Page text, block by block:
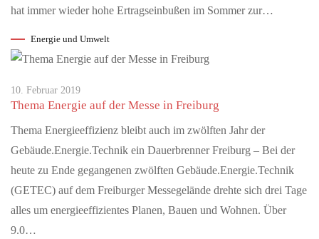
mit neuem Album
ihrer aktuellen Single „Nightshift Superstar“ kündigen Muse die
The Wow!…
JULI 04, 2026
Sommerzeit ist im Hochschwarzwald auch Klassik-Zeit:
Renommierte Künstler:innen aus dem In- und Ausland
präsentieren ihr Können dem…
JULI 09, 2026
Public Viewing Schweiz vs. Argentinien – Die
hat immer wieder hohe Ertragseinbußen im Sommer zur…
Energie und Umwelt
10. Februar 2019
Thema Energie auf der Messe in Freiburg
Thema Energieeffizienz bleibt auch im zwölften Jahr der
Gebäude.Energie.Technik ein Dauerbrenner Freiburg – Bei der
heute zu Ende gegangenen zwölften Gebäude.Energie.Technik
(GETEC) auf dem Freiburger Messegelände drehte sich drei Tage
alles um energieeffizientes Planen, Bauen und Wohnen. Über
9.0…